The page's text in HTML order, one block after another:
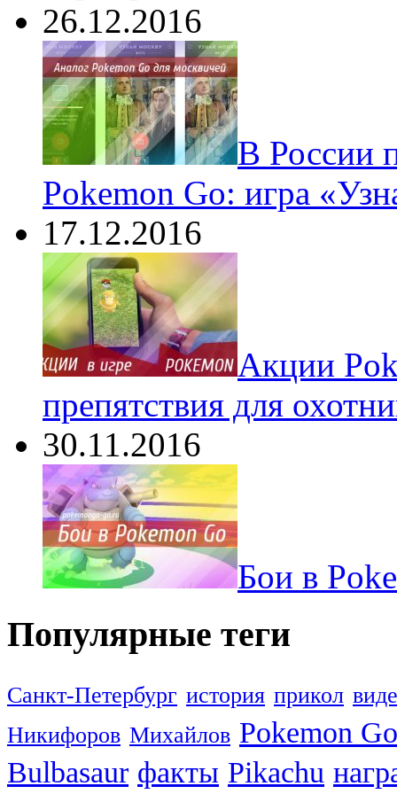
26.12.2016
В России
Pokemon Go: игра
17.12.2016
Акции
препятствия для
30.11.2016
Бои в
Популярные теги
Санкт-Петербург история прикол
Никифоров Михайлов Pokemon Go
Bulbasaur факты Pikachu